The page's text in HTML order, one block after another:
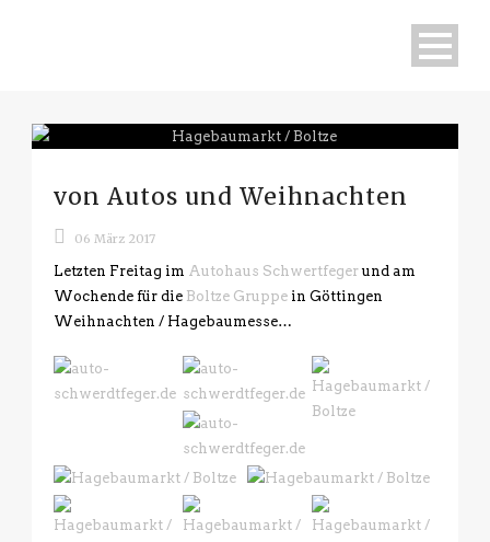
von Autos und Weihnachten
06 März 2017
Letzten Freitag im Autohaus Schwertfegerund am
Wochende für die Boltze Gruppe in Göttingen
Weihnachten / Hagebaumesse…